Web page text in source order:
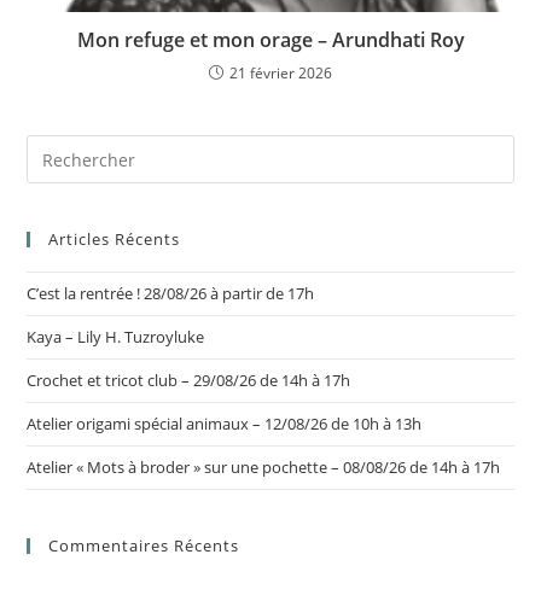
Mon refuge et mon orage – Arundhati Roy
21 février 2026
Articles Récents
C’est la rentrée ! 28/08/26 à partir de 17h
Kaya – Lily H. Tuzroyluke
Crochet et tricot club – 29/08/26 de 14h à 17h
Atelier origami spécial animaux – 12/08/26 de 10h à 13h
Atelier « Mots à broder » sur une pochette – 08/08/26 de 14h à 17h
Commentaires Récents